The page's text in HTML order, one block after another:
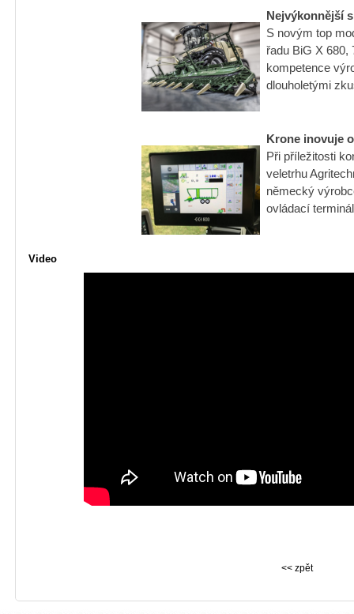
Nejvýkonnější
S novým top
řadu BiG X 680,
kompetence
dlouholetými
Krone inovuje
Při příležitosti
veletrhu
německý
ovládací
Video
<< zpět